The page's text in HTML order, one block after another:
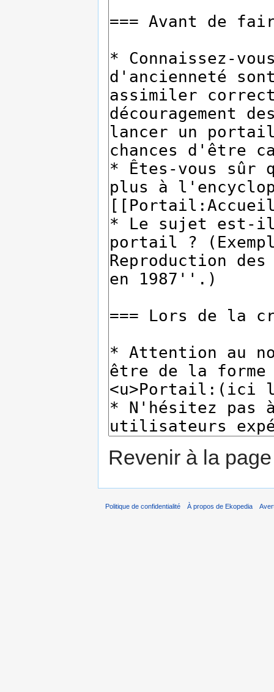
Revenir à la
Politique de confidentialité À propos de Ekopedia